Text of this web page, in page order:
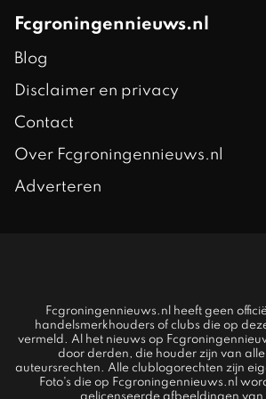
Fcgroningennieuws.nl
Blog
Disclaimer en privacy
Contact
Over Fcgroningennieuws.nl
Adverteren
Fcgroningennieuws.nl heeft geen
handelsmerkhouders of clubs die op
vermeld. Al het nieuws op
door derden, die houder zijn van
auteursrechten. Alle clublogorechten zijn
Foto's die op Fcgroningennieuws.nl
gelicenseerde afbeeldingen van